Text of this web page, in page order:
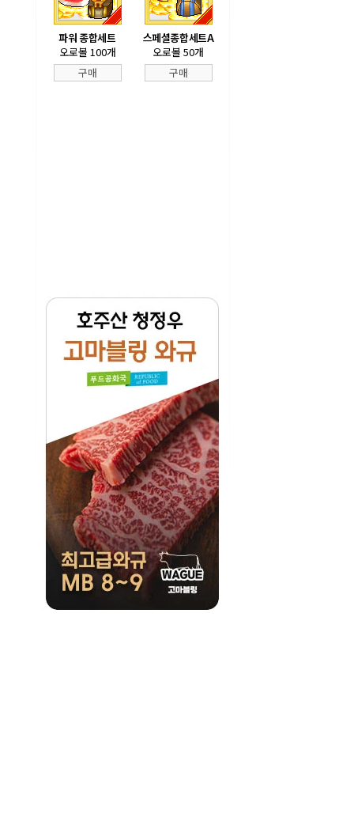
파워 종합세트
오로볼 100개
구매
스페셜종합세트A
오로볼 50개
구매